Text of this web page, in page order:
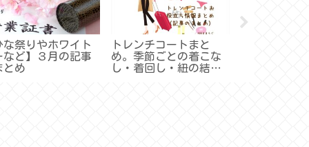
な祭りやホワイト
など】３月の記事
とめ
トレンチコートまと
め。季節ごとの着こな
し・着回し・紐の結び